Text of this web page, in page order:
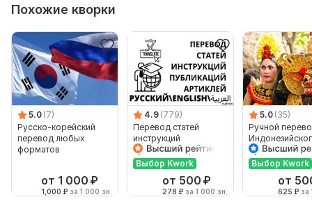
Похожие кворки
5.0 (7)
Русско-корейский
перевод любых
форматов
от 1 000 ₽
1,000 ₽ за 1 000 зн.
4.9 (779)
Перевод статей
инструкций
публикаций артиклей
article
Выбор Kwork
от 500 ₽
278 ₽ за 1 000 зн.
5.0 (35)
Ручной
Русский и
Выбор Kwork
от
625 ₽ за